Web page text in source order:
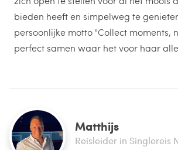
bieden heeft en simpelweg te
persoonlijke motto "Collect moments,
perfect samen waar het voor haar
Matthijs
Reisleider in Singlereis